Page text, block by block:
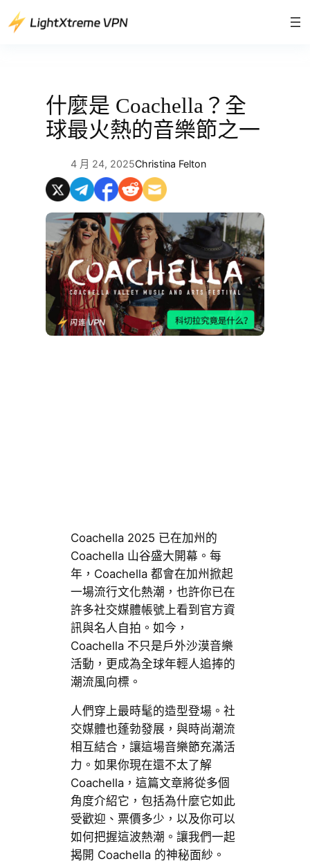
至
什麼是 Coachella？全
球最火熱的音樂節之一
4 月 24, 2025Christina Felton
Coachella 2025 已在加州的
Coachella 山谷盛大開幕。每
年，Coachella 都會在加州掀起
一場流行文化熱潮，也許你已在
許多社交媒體帳號上看到官方資
訊與名人自拍。如今，
Coachella 不只是戶外沙漠音樂
活動，更成為全球年輕人追捧的
潮流風向標。
人們穿上最時髦的造型登場。社
交媒體也蓬勃發展，與時尚潮流
相互結合，讓這場音樂節充滿活
力。如果你現在還不太了解
Coachella，這篇文章將從多個
角度介紹它，包括為什麼它如此
受歡迎、票價多少，以及你可以
如何把握這波熱潮。讓我們一起
揭開 Coachella 的神秘面紗。